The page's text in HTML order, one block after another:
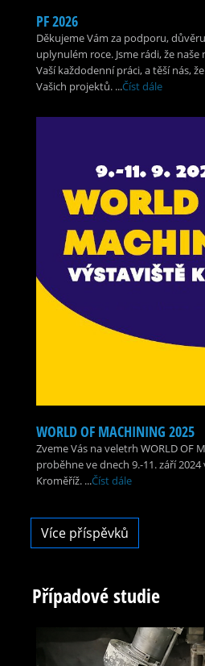
PF 2026
Děkujeme Vám za podporu,
uplynulém roce. Jsme rádi, že
Vaší každodenní práci, a těší nás,
Vašich projektů. ...Číst dále
WORLD OF MACHINING 2025
Zveme Vás na veletrh WORLD OF
proběhne ve dnech 9.-11. září
Kroměříž. ...Číst dále
Více příspěvků
Případové studie